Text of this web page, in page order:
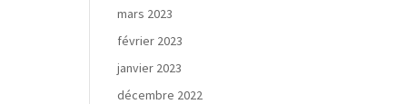
mars 2023
février 2023
janvier 2023
décembre 2022